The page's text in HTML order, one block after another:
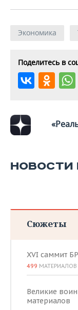
Экономика
Поделитесь в
НОВОСТИ
Сюжеты
XVI саммит
499 МАТЕРИАЛОВ
Великие
материалов